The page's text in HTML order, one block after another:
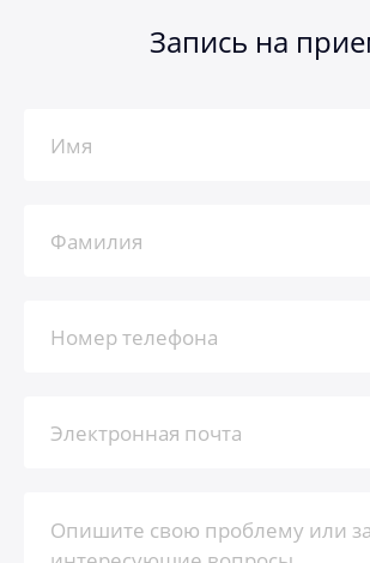
Запись на